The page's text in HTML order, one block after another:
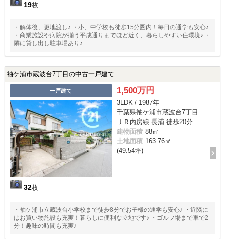
19枚
・解体後、更地渡し♪ ・小、中学校も徒歩15分圏内！毎日の通学も安心♪
・商業施設や病院が揃う平成通りまでほど近く、暮らしやすい住環境♪ ・
隣に貸し出し駐車場あり♪
袖ケ浦市蔵波台7丁目の中古一戸建て
一戸建て
32枚
1,500万円
3LDK / 1987年
千葉県袖ケ浦市蔵波台7丁目
ＪＲ内房線 長浦 徒歩20分
建物面積 88㎡
土地面積 163.76㎡
(49.54坪)
・袖ケ浦市立蔵波台小学校まで徒歩8分でお子様の通学も安心♪ ・近隣に
はお買い物施設も充実！暮らしに便利な立地です♪ ・ゴルフ場まで車で2
分！趣味の時間も充実♪